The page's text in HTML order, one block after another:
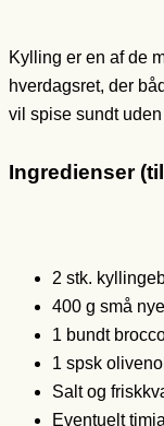
Kylling er en af de
hverdagsret, der
vil spise sundt
Ingredienser
2 stk.
400 g små
1 bundt
1 spsk
Salt og
Eventuelt